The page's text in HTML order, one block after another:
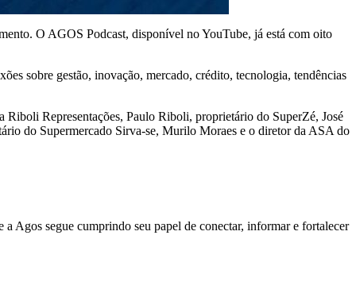
O AGOS Podcast, disponível no YouTube, já está com oito
sobre gestão, inovação, mercado, crédito, tecnologia, tendências
Representações, Paulo Riboli, proprietário do SuperZé, José
do Supermercado Sirva-se, Murilo Moraes e o diretor da ASA do
Agos segue cumprindo seu papel de conectar, informar e fortalecer